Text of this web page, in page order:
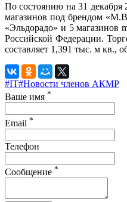
По состоянию на 31 декабря
магазинов под брендом
«Эльдорадо» и 5 магазинов
Российской Федерации.
составляет 1,391 тыс. м кв.,
#IT#Новости членов АКМР
Ваше имя *
Email *
Телефон
Сообщение *